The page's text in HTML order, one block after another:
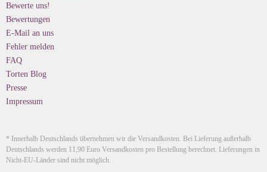
Bewerte uns!
Bewertungen
E-Mail an uns
Fehler melden
FAQ
Torten Blog
Presse
Impressum
* Innerhalb Deutschlands übernehmen wir die Versandkosten. Bei Lieferung außerhalb
Deutschlands werden 11,90 Euro Versandkosten pro Bestellung berechnet. Lieferungen in
Nicht-EU-Länder sind nicht möglich.